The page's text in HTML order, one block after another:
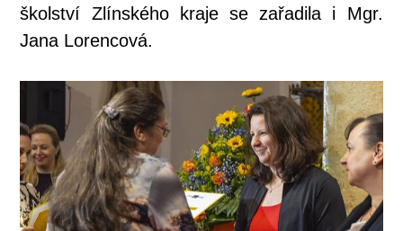
školství Zlínského kraje se zařadila i Mgr.
Jana Lorencová.